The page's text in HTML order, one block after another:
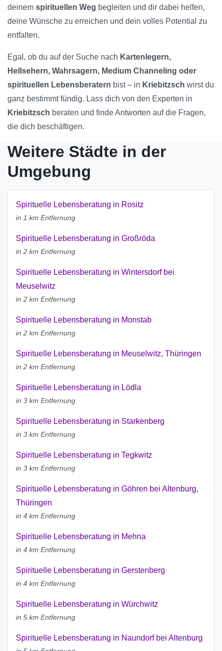
deinem spirituellen Weg begleiten und dir dabei helfen,
deine Wünsche zu erreichen und dein volles Potential zu
entfalten.
Egal, ob du auf der Suche nach Kartenlegern,
Hellsehern, Wahrsagern, Medium Channeling oder
spirituellen Lebensberatern bist – in Kriebitzsch wirst du
ganz bestimmt fündig. Lass dich von den Experten in
Kriebitzsch beraten und finde Antworten auf die Fragen,
die dich beschäftigen.
Weitere Städte in der
Umgebung
Spirituelle Lebensberatung in Rositz
in 1 km Entfernung
Spirituelle Lebensberatung in Großröda
in 2 km Entfernung
Spirituelle Lebensberatung in Wintersdorf bei
Meuselwitz
in 2 km Entfernung
Spirituelle Lebensberatung in Monstab
in 2 km Entfernung
Spirituelle Lebensberatung in Meuselwitz, Thüringen
in 2 km Entfernung
Spirituelle Lebensberatung in Lödla
in 3 km Entfernung
Spirituelle Lebensberatung in Starkenberg
in 3 km Entfernung
Spirituelle Lebensberatung in Tegkwitz
in 3 km Entfernung
Spirituelle Lebensberatung in Göhren bei Altenburg,
Thüringen
in 4 km Entfernung
Spirituelle Lebensberatung in Mehna
in 4 km Entfernung
Spirituelle Lebensberatung in Gerstenberg
in 4 km Entfernung
Spirituelle Lebensberatung in Würchwitz
in 5 km Entfernung
Spirituelle Lebensberatung in Naundorf bei Altenburg